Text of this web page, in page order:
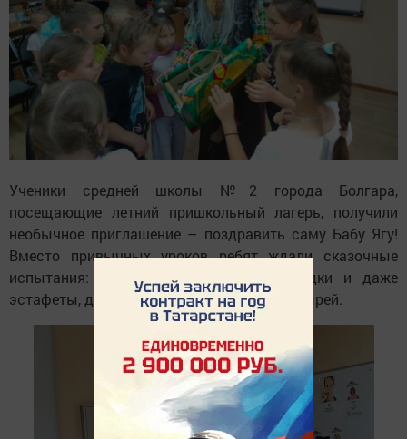
Ученики средней школы №2 города Болгара,
посещающие летний пришкольный лагерь, получили
необычное приглашение – поздравить саму Бабу Ягу!
Вместо привычных уроков ребят ждали сказочные
испытания: весёлые игры, хитрые загадки и даже
эстафеты, достойные самых ловких богатырей.